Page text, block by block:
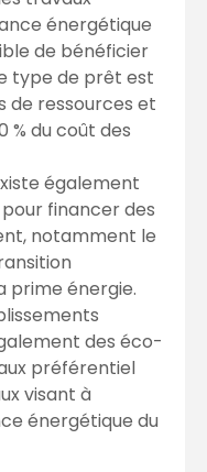
énergétique
de bénéficier
type de prêt est
de ressources et
% du coût des
également
pour financer des
notamment le
prime énergie.
des éco-
préférentiel
visant à
énergétique du